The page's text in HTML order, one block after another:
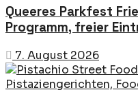
Queeres Parkfest
Programm, freier
7. August 2026